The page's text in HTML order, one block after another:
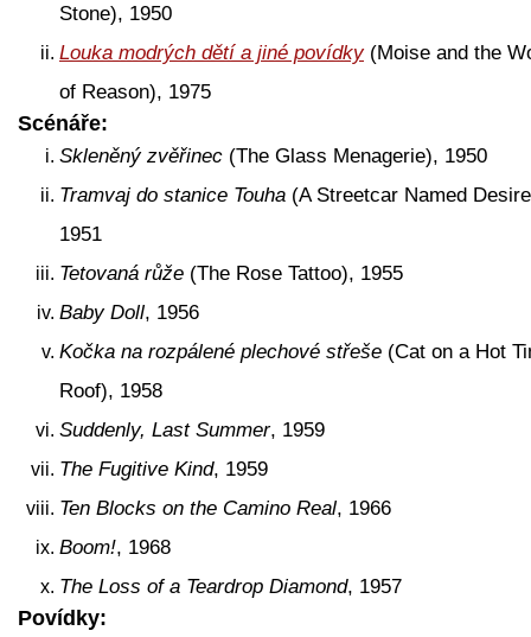
Stone), 1950
Louka modrých dětí a jiné povídky(Moise and the
of Reason), 1975
Scénáře:
Skleněný zvěřinec (The Glass Menagerie), 1950
Tramvaj do stanice Touha (A Streetcar Named
1951
Tetovaná růže (The Rose Tattoo), 1955
Baby Doll, 1956
Kočka na rozpálené plechové střeše (Cat on a Hot
Roof), 1958
Suddenly, Last Summer, 1959
The Fugitive Kind, 1959
Ten Blocks on the Camino Real, 1966
Boom!, 1968
The Loss of a Teardrop Diamond, 1957
Povídky: